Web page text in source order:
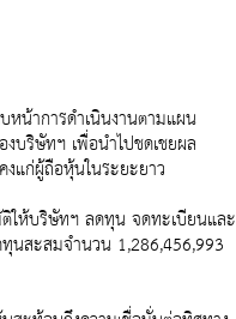
น้าการดำเนินงานตามแผน
บริษัทฯ เพื่อนำไปชดเชยผล
แก่ผู้ถือหุ้นในระยะยาว
ให้บริษัทฯ ลดทุน จดทะเบียนและ
นสะสมจำนวน 1,286,456,993